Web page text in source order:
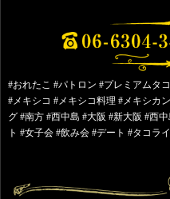
#おれたこ #パトロン #プレミアムタ
#メキシコ #メキシコ料理 #メキシカ
グ #南方 #西中島 #大阪 #新大阪 #西
ト #女子会 #飲み会 #デート #タコラ